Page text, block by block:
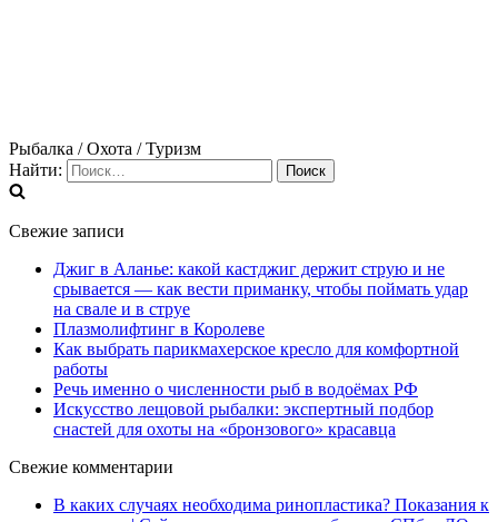
Рыбалка / Охота / Туризм
Найти:
Свежие записи
Джиг в Аланье: какой кастджиг держит струю и не
срывается — как вести приманку, чтобы поймать удар
на свале и в струе
Плазмолифтинг в Королеве
Как выбрать парикмахерское кресло для комфортной
работы
Речь именно о численности рыб в водоёмах РФ
Искусство лещовой рыбалки: экспертный подбор
снастей для охоты на «бронзового» красавца
Свежие комментарии
В каких случаях необходима ринопластика? Показания к